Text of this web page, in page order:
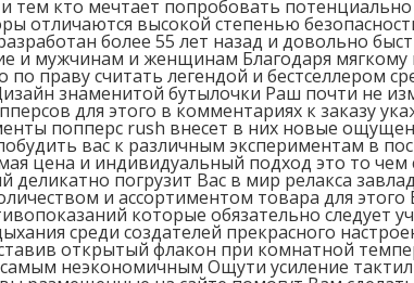
кто мечтает попробовать потенциально
отличаются высокой степенью
более 55 лет назад и довольно
и мужчинам и женщинам Благодаря
праву считать легендой и бестселлером
знаменитой бутылочки Раш почти не
для этого в комментариях к заказу
попперс rush внесет в них новые
вас к различным экспериментам в
цена и индивидуальный подход это то чем
погрузит Вас в мир релакса
и ассортиментом товара для
которые обязательно следует
среди создателей прекрасного
открытый флакон при комнатной
самым неэкономичным Ощути усиление